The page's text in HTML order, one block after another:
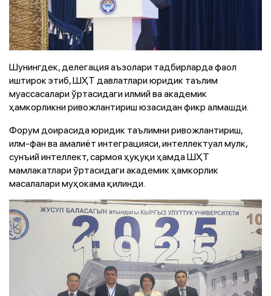
Шунингдек, делегация аъзолари тадбирларда фаол
иштирок этиб, ШҲТ давлатлари юридик таълим
муассасалари ўртасидаги илмий ва академик
ҳамкорликни ривожлантириш юзасидан фикр алмашди.
Форум доирасида юридик таълимни ривожлантириш,
илм-фан ва амалиёт интеграцияси, интеллектуал мулк,
сунъий интеллект, сармоя ҳуқуқи ҳамда ШҲТ
мамлакатлари ўртасидаги академик ҳамкорлик
масалалари муҳокама қилинди.